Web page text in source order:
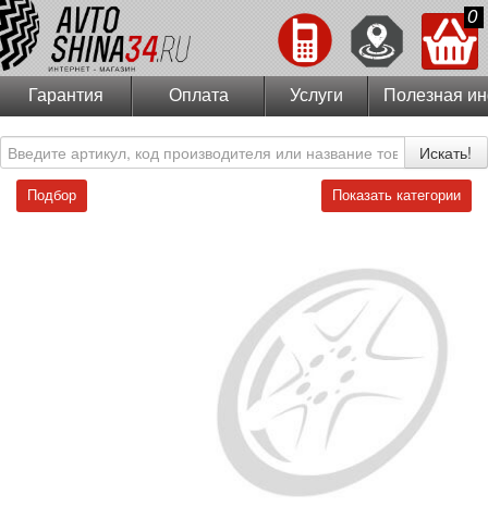
0
Гарантия Оплата Услуги Полезная
Искать!
Подбор Показать категории